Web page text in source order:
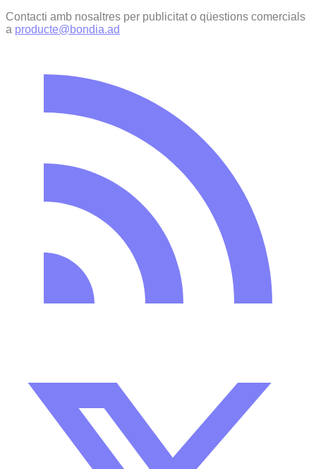
Contacti amb nosaltres per publicitat o qüestions comercials
a producte@bondia.ad